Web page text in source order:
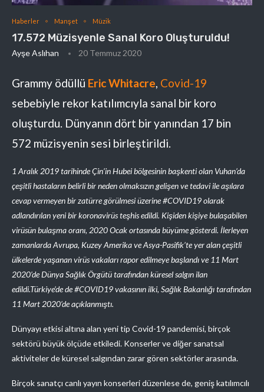
Haberler Manşet Müzik
17.572 Müzisyenle Sanal Koro Oluşturuldu!
Ayşe Aslıhan 20 Temmuz 2020
Grammy ödüllü Eric Whitacre, Covid-19
sebebiyle rekor katılımcıyla sanal bir koro
oluşturdu. Dünyanın dört bir yanından 17 bin
572 müzisyenin sesi birleştirildi.
1 Aralık 2019 tarihinde Çin’in Hubei bölgesinin başkenti olan Vuhan’da
çeşitli hastaların belirli bir neden olmaksızın gelişen ve tedavi ile aşılara
cevap vermeyen bir zatürre görülmesi üzerine #COVID19 olarak
adlandırılan yeni bir koronavirüs teşhis edildi. Kişiden kişiye bulaşabilen
virüsün bulaşma oranı, 2020 Ocak ortasında büyüme gösterdi. İlerleyen
zamanlarda Avrupa, Kuzey Amerika ve Asya-Pasifik’te yer alan çeşitli
ülkelerde yaşanan virüs vakaları rapor edilmeye başlandı ve 11 Mart
2020’de Dünya Sağlık Örgütü tarafından küresel salgın ilan
edildi.Türkiye’de de #COVID19 vakasının ilki, Sağlık Bakanlığı tarafından
11 Mart 2020’de açıklanmıştı.
Dünyayı etkisi altına alan yeni tip Covid-19 pandemisi, birçok
sektörü büyük ölçüde etkiledi. Konserler ve diğer sanatsal
aktiviteler de küresel salgından zarar gören sektörler arasında.
Birçok sanatçı canlı yayın konserleri düzenlese de, geniş katılımcılı